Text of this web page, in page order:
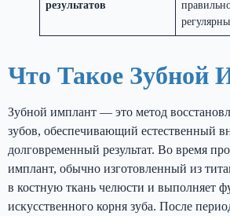
результатов
Что Такое Зубной
Зубной имплант — это метод
зубов, обеспечивающий естественный
долговременный результат. Во время
имплант, обычно изготовленный из
в костную ткань челюсти и выполняет
искусственного корня зуба. После